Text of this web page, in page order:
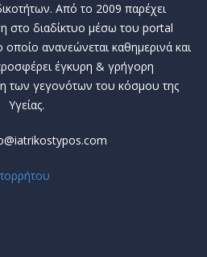
Από το 2009 παρέχει
στο διαδίκτυο μέσω του portal
ανανεώνεται καθημερινά και
έγκυρη & γρήγορη
των γεγονότων του κόσμου της
Υγείας.